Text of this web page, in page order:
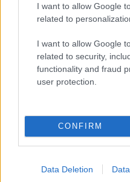
I want to allow Google
related to
I want to allow Google
related to security,
functionality and fraud
user protection.
CONFIRM
Data Deletion